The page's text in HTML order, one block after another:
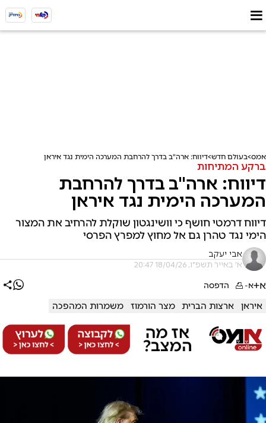
אמס בעולם חדש דיווח: ארה"ב בדרך להרחבת המערכה הימית נגד איראן
ברקע המתיחות
דיווח: ארה"ב בדרך להרחבת
המערכה הימית נגד איראן
דיווח דרמטי חושף כי וושינגטון שוקלת להרחיב את המצור
הימי נגד טהרן גם אל מחוץ למפרץ הפרסי
אבי יעקב
א' באייר תשפ"ו, 18/04/26 20:47
א+א- הדפסה
איראן ארצות הברית מצר הורמוז משמרות המהפכה